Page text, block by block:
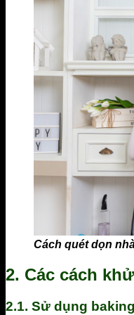
Cách quét dọn
2. Các cách
2.1. Sử dụng